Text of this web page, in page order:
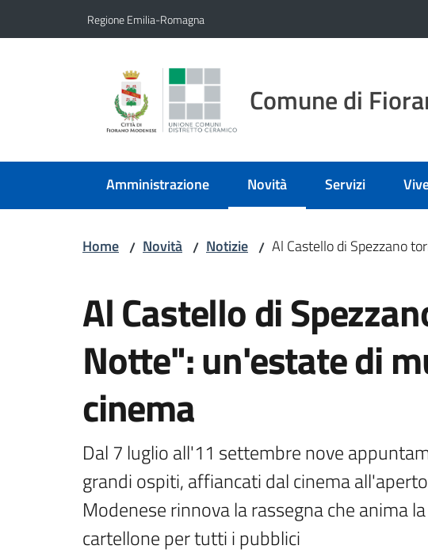
Regione Emilia-Romagna
Comune di
Amministrazione Novità
Menu selezionato
Servizi
Home / Novità / Notizie / Al Castello di Spezzano
Al Castello di
Notte": un'estate di
cinema
Dal 7 luglio all'11 settembre nove
grandi ospiti, affiancati dal cinema
Modenese rinnova la rassegna che anima
cartellone per tutti i pubblici